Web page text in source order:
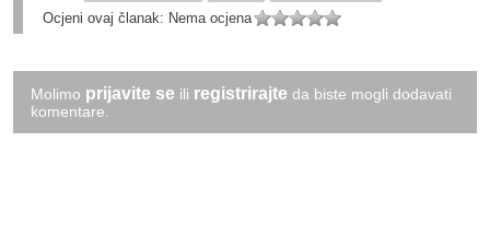
Ocjeni ovaj članak: Nema ocjena
Molimo prijavite se ili registrirajte da biste mogli dodavati
komentare.